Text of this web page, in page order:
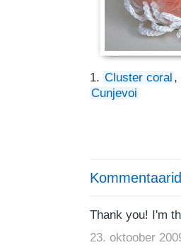
1. Cluster coral ,
Cunjevoi
Thank you! I'm
23. oktoober